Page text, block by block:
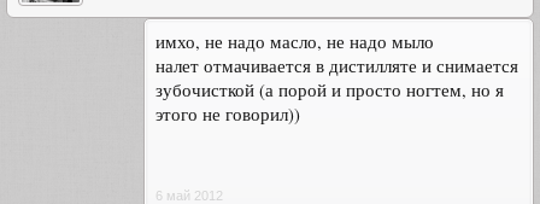
имхо, не надо масло, не надо мыло
налет отмачивается в дистилляте и снимается
зубочисткой (а порой и просто ногтем, но я
этого не говорил))
6 май 2012